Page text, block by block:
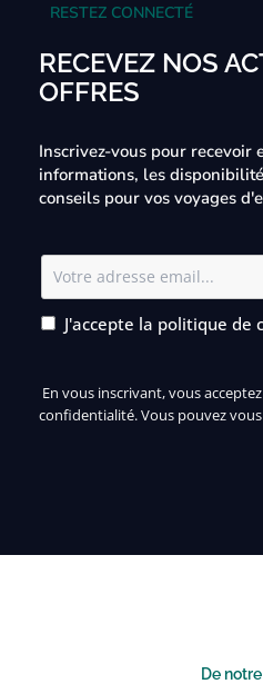
RESTEZ CONNECTÉ
RECEVEZ NOS
OFFRES
Inscrivez-vous pour recevoir
informations, les
conseils pour vos voyages
J'accepte la politique de
En vous inscrivant, vous
confidentialité. Vous pouvez
De